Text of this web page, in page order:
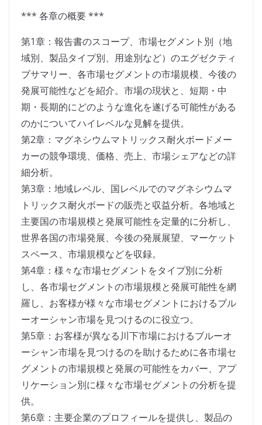
*** 各章の概要 ***
第1章：報告書のスコープ、市場セグメント別（地
域別、製品タイプ別、用途別など）のエグゼクティ
ブサマリー、各市場セグメントの市場規模、今後の
発展可能性などを紹介。市場の現状と、短期・中
期・長期的にどのような進化を遂げる可能性がある
のかについてハイレベルな見解を提供。
第2章：マグネシウムマトリックス耐火ボードメー
カーの競争環境、価格、売上、市場シェアなどの詳
細分析。
第3章：地域レベル、国レベルでのマグネシウムマ
トリックス耐火ボードの販売と収益分析。各地域と
主要国の市場規模と発展可能性を定量的に分析し、
世界各国の市場発展、今後の発展展望、マーケット
スペース、市場規模などを収録。
第4章：様々な市場セグメントをタイプ別に分析
し、各市場セグメントの市場規模と発展可能性を網
羅し、お客様が様々な市場セグメントにおけるブル
ーオーシャン市場を見つけるのに役立つ。
第5章：お客様が異なる川下市場におけるブルーオ
ーシャン市場を見つけるのを助けるために各市場セ
グメントの市場規模と発展の可能性をカバー、アプ
リケーション別に様々な市場セグメントの分析を提
供。
第6章：主要企業のプロフィールを提供し、製品の